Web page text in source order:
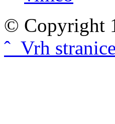
© Copyright
ˆ Vrh stranice